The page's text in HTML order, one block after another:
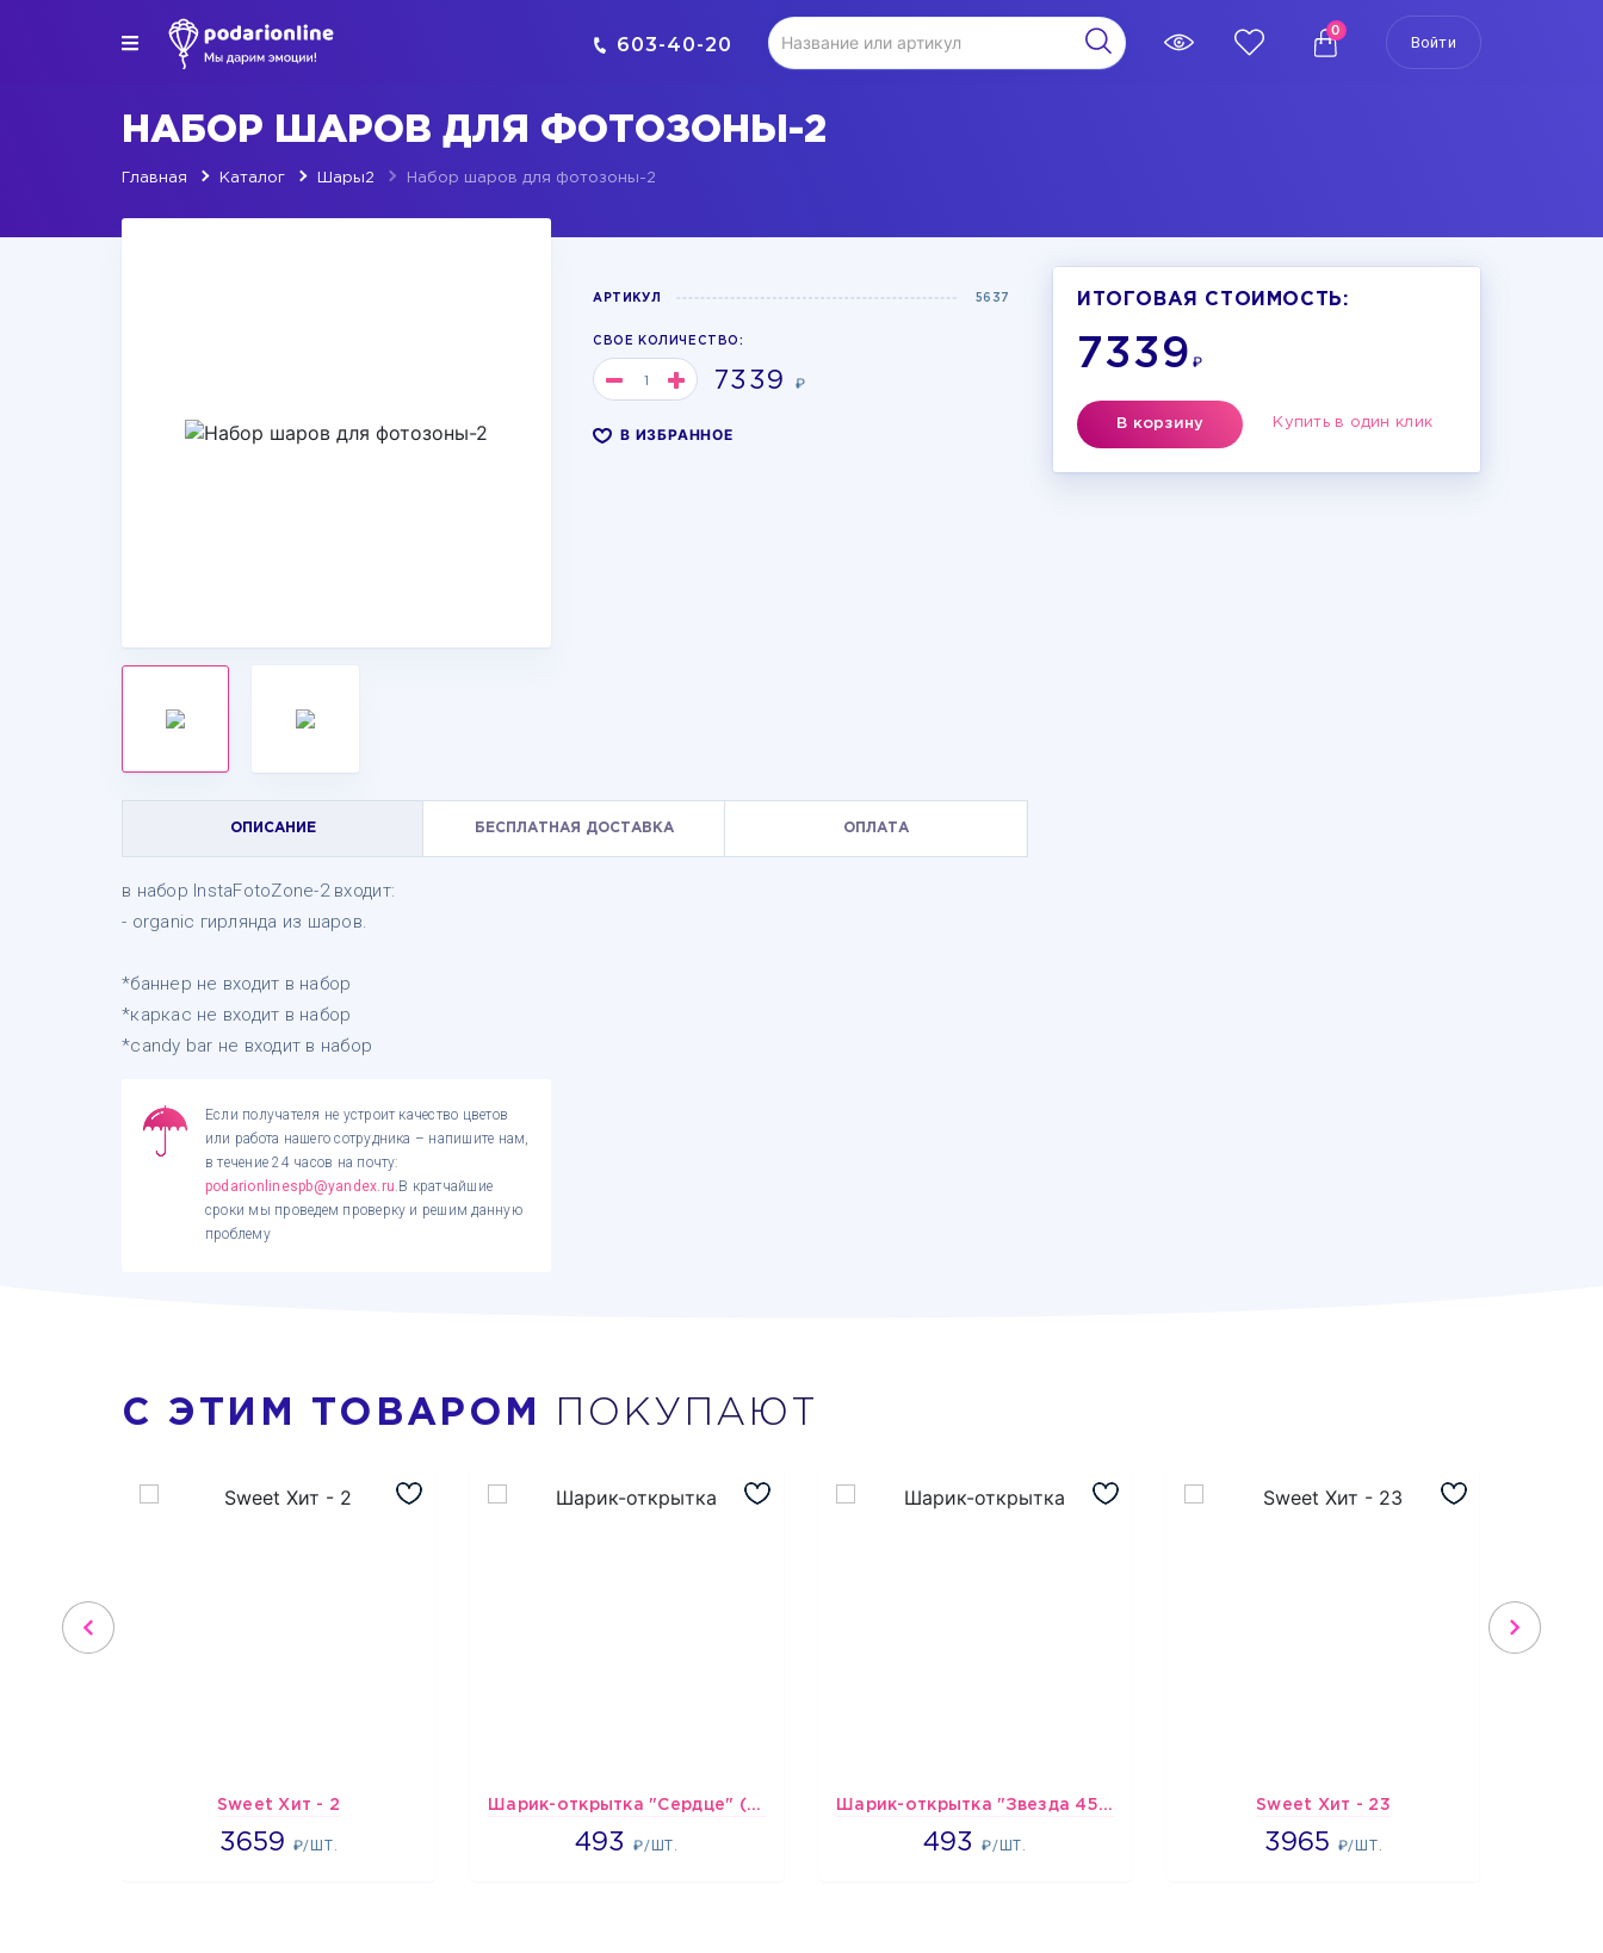
603-40-20
0
Войти
НАБОР ШАРОВ ДЛЯ ФОТОЗОНЫ-2
Главная Каталог Шары2 Набор шаров для фотозоны-2
АРТИКУЛ 5637
СВОЕ КОЛИЧЕСТВО:
7339 ₽
В ИЗБРАННОЕ
ОПИСАНИЕ БЕСПЛАТНАЯ ДОСТАВКА ОПЛАТА
в набор InstaFotoZone-2 входит:
- organic гирлянда из шаров.
*баннер не входит в набор
*каркас не входит в набор
*candy bar не входит в набор
Если получателя не устроит качество цветов
или работа нашего сотрудника – напишите нам,
в течение 24 часов на почту:
podarionlinespb@yandex.ru.В кратчайшие
сроки мы проведем проверку и решим данную
проблему
ИТОГОВАЯ СТОИМОСТЬ:
7339 ₽
В корзину Купить в один клик
С ЭТИМ ТОВАРОМ ПОКУПАЮТ
Sweet Хит - 2
3659 ₽/ШТ.
3659 Шарик-открытка "Сердце" (45 см) - 2
493₽/ШТ.
493 Шарик-открытка "Звезда 45 см" №1
493₽/ШТ.
493 Sweet Хит - 23
3965 ₽/ШТ.
3965